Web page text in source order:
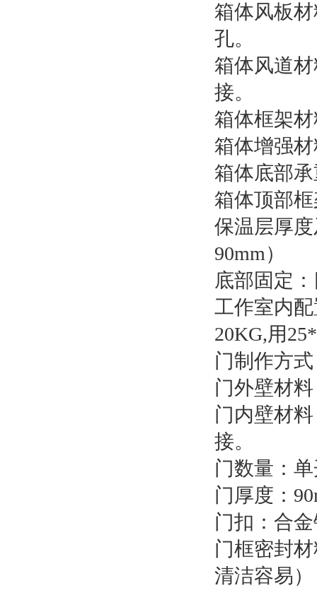
箱体风板
孔。
箱体风道
接。
箱体框架
箱体增强
箱体底部
箱体顶部
保温层厚
90mm）
底部固定
工作室内
20KG,用
门制作方
门外壁材
门内壁材
接。
门数量：
门厚度：
门扣：合
门框密封
清洁容易）